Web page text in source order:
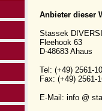
Anbieter dieser
Stassek
Fleehook 63
D-48683 Ahaus
Tel: (+49) 2561-
Fax: (+49) 2561-
E-Mail: info @